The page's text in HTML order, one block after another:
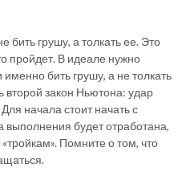
бить грушу, а толкать ее. Это
пройдет. В идеале нужно
бить грушу, а не толкать
закон Ньютона: удар
начала стоит начать с
выполнения будет отработана,
Помните о том, что